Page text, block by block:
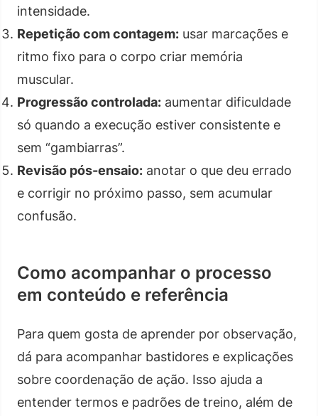
intensidade.
Repetição com contagem: usar marcações e
ritmo fixo para o corpo criar memória
muscular.
Progressão controlada: aumentar dificuldade
só quando a execução estiver consistente e
sem “gambiarras”.
Revisão pós-ensaio: anotar o que deu errado
e corrigir no próximo passo, sem acumular
confusão.
Como acompanhar o processo
em conteúdo e referência
Para quem gosta de aprender por observação,
dá para acompanhar bastidores e explicações
sobre coordenação de ação. Isso ajuda a
entender termos e padrões de treino, além de